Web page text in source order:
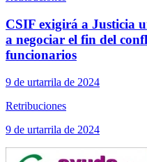
CSIF exigirá a Justicia
a negociar el fin del
funcionarios
9 de urtarrila de 2024
Retribuciones
9 de urtarrila de 2024